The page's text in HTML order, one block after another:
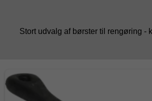
Stort udvalg af børster til rengøring